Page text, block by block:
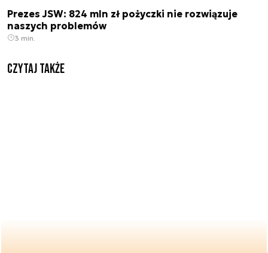
Prezes JSW: 824 mln zł pożyczki nie rozwiązuje
naszych problemów
3 min.
Czytaj także